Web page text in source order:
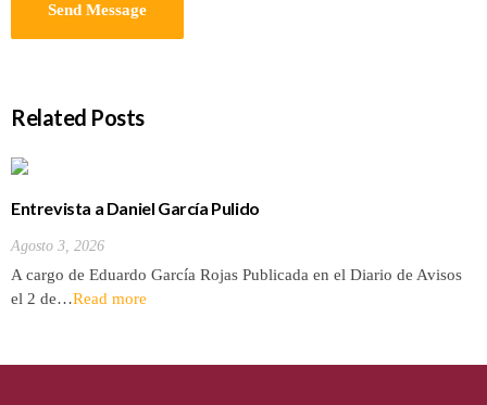
Related Posts
Entrevista a Daniel García Pulido
Agosto 3, 2026
A cargo de Eduardo García Rojas Publicada en el Diario de Avisos
el 2 de…Read more